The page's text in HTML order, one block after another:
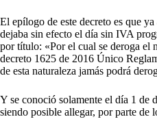
El epílogo de este decreto es que
dejaba sin efecto el día sin IVA
por título: «Por el cual se deroga
decreto 1625 de 2016 Único
de esta naturaleza jamás podrá
Y se conoció solamente el día 1 de
siendo posible allegar, por parte de